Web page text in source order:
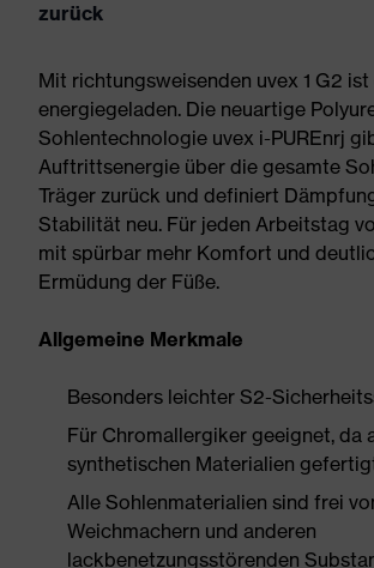
zurück
Mit richtungsweisenden uvex 1 G2
energiegeladen. Die neuartige
Sohlentechnologie uvex i-PUREnrj
Auftrittsenergie über die gesamte
Träger zurück und definiert
Stabilität neu. Für jeden Arbeitstag
mit spürbar mehr Komfort und
Ermüdung der Füße.
Allgemeine Merkmale
Besonders leichter S2-
Für Chromallergiker geeignet, da
synthetischen Materialien
Alle Sohlenmaterialien sind frei
Weichmachern und anderen
lackbenetzungsstörenden